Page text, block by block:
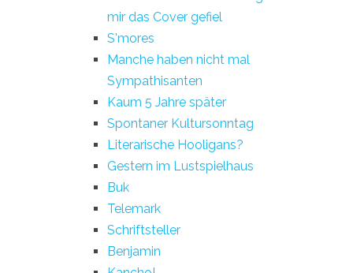
mir das Cover gefiel
S'mores
Manche haben nicht mal
Sympathisanten
Kaum 5 Jahre später
Spontaner Kultursonntag
Literarische Hooligans?
Gestern im Lustspielhaus
Buk
Telemark
Schriftsteller
Benjamin